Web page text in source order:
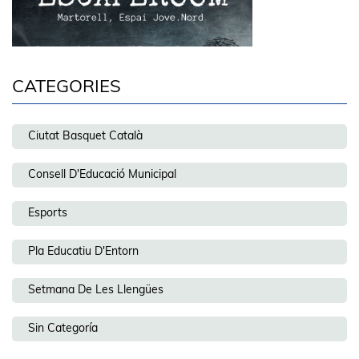
CATEGORIES
Ciutat Basquet Català
Consell D'Educació Municipal
Esports
Pla Educatiu D'Entorn
Setmana De Les Llengües
Sin Categoría